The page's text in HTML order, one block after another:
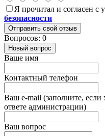
Я прочитал и согласен с
безопасности
Отправить свой отзыв
Вопросов: 0
Новый вопрос
Ваше имя
Контактный телефон
Ваш e-mail (заполните, если
ответе администрации)
Ваш вопрос